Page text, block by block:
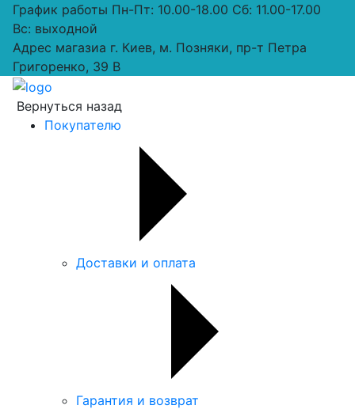
График работы Пн-Пт: 10.00-18.00 Сб: 11.00-17.00
Вс: выходной
Адрес магазиа г. Киев, м. Позняки, пр-т Петра
Григоренко, 39 В
Вернуться назад
Покупателю
Доставки и оплата
Гарантия и возврат